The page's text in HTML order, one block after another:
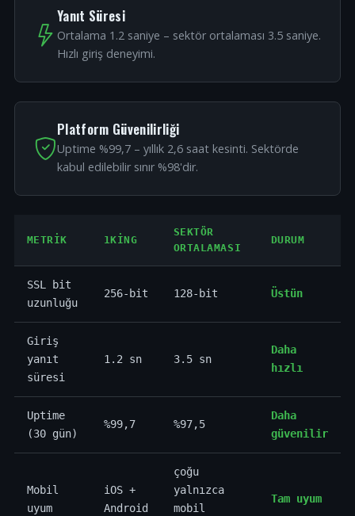
Yanıt Süresi
Ortalama 1.2 saniye – sektör ortalaması 3.5 saniye.
Hızlı giriş deneyimi.
Platform Güvenilirliği
Uptime %99,7 – yıllık 2,6 saat kesinti. Sektörde
kabul edilebilir sınır %98'dir.
METRIK 1KING
SEKTÖR
ORTALAMASI
DURUM
SSL bit
uzunluğu
256-bit 128-bit Üstün
Giriş
yanıt
süresi
1.2 sn 3.5 sn
Daha
hızlı
Uptime
(30 gün)
%99,7 %97,5
Daha
güvenilir
Mobil
uyum
iOS +
Android
çoğu
yalnızca
mobil
Tam uyum